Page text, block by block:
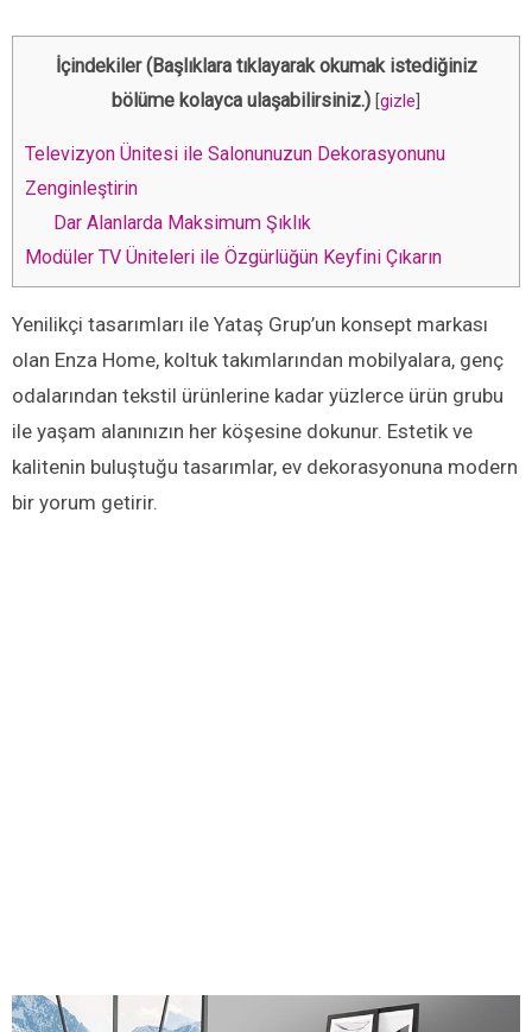
İçindekiler (Başlıklara tıklayarak okumak istediğiniz
bölüme kolayca ulaşabilirsiniz.) gizle
Televizyon Ünitesi ile Salonunuzun Dekorasyonunu
Zenginleştirin
Dar Alanlarda Maksimum Şıklık
Modüler TV Üniteleri ile Özgürlüğün Keyfini Çıkarın
Yenilikçi tasarımları ile Yataş Grup’un konsept markası
olan Enza Home, koltuk takımlarından mobilyalara, genç
odalarından tekstil ürünlerine kadar yüzlerce ürün grubu
ile yaşam alanınızın her köşesine dokunur. Estetik ve
kalitenin buluştuğu tasarımlar, ev dekorasyonuna modern
bir yorum getirir.